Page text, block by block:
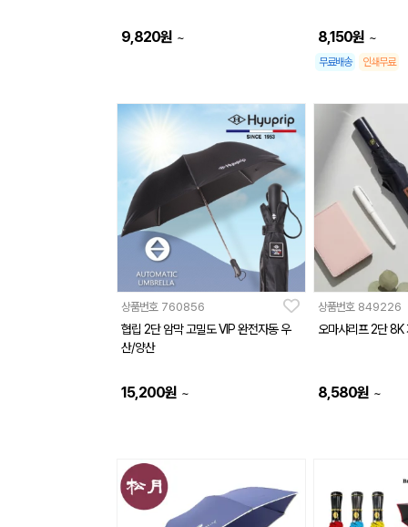
9,820원 ~ 8,150원 ~
무료배송 인쇄무료
상품번호 760856
협립 2단 암막 고밀도 VIP 완전자동 우
산/양산
15,200원 ~
상품번호 849226
오마샤리프 2단 8K
8,580원 ~